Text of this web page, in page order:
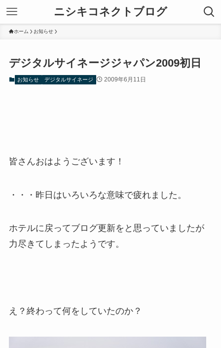
ニシキコネクトブログ
ホーム お知らせ
デジタルサイネージジャパン2009初日
お知らせ デジタルサイネージ 2009年6月11日
皆さんおはようございます！
・・・昨日はいろいろな意味で疲れました。
ホテルに戻ってブログ更新をと思っていましたが
力尽きてしまったようです。
え？終わって何をしていたのか？